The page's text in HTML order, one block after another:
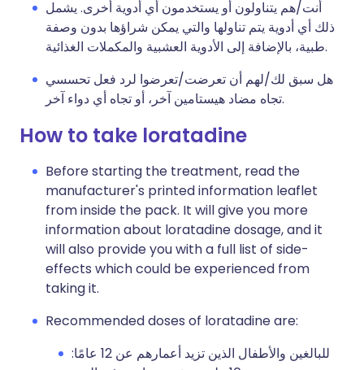
أنت/هم يتناولون أو يستخدمون أي أدوية أخرى. يشمل
ذلك أي أدوية يتم تناولها والتي يمكن شراؤها بدون وصفة
طبية، بالإضافة إلى الأدوية العشبية والمكملات الغذائية.
هل سبق لك/لهم أن تعرضت/تعرضوا لرد فعل تحسسي
تجاه مضاد هيستامين آخر، أو تجاه أي دواء آخر.
How to take loratadine
Before starting the treatment, read the
manufacturer's printed information leaflet
from inside the pack. It will give you more
information about loratadine dosage, and it
will also provide you with a full list of side-
effects which could be experienced from
taking it.
Recommended doses of loratadine are:
للبالغين والأطفال الذين تزيد أعمارهم عن 12 عامًا: